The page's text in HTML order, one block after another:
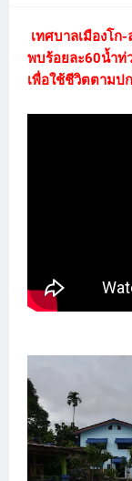
เทศบาลเมืองโก
พบร้อยละ60น้ำท่
เพื่อใช้ชีวิตตามป